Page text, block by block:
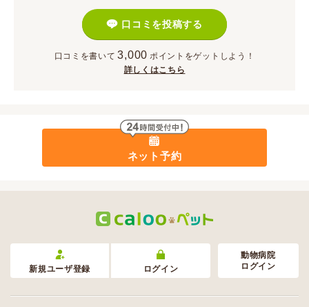
口コミを投稿する
口コミを書いて 3,000 ポイント をゲットしよう！
詳しくはこちら
ネット予約
新規ユーザ登録 ログイン
動物病院
ログイン